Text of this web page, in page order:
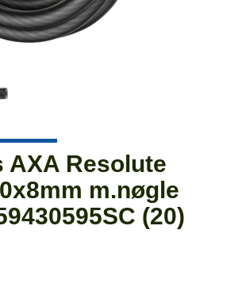
AXA Resolute
m.nøgle
(20)